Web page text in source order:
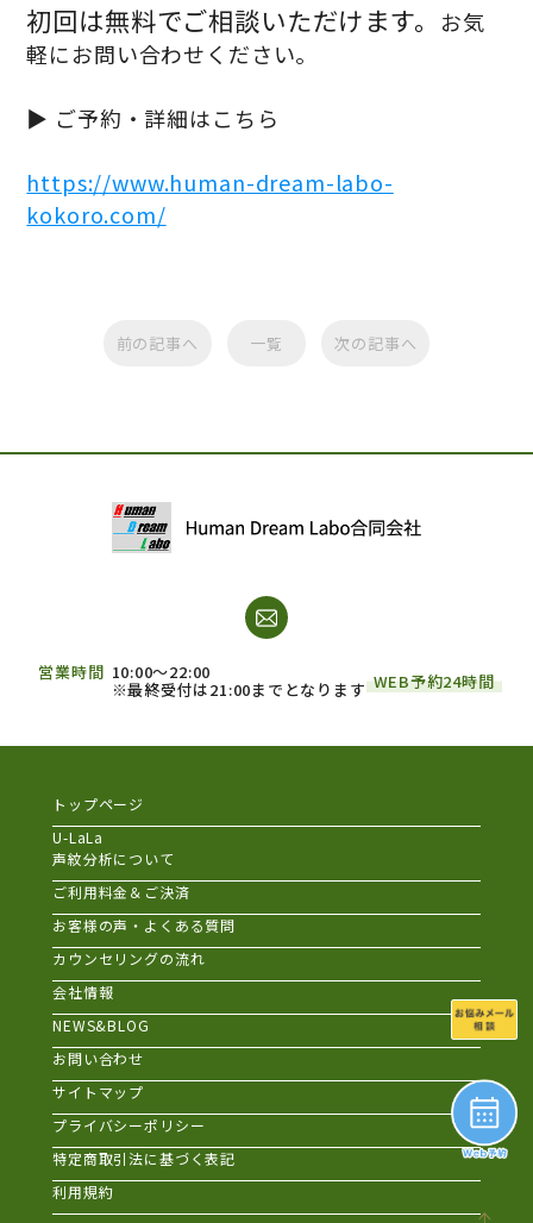
初回は無料でご相談いただけます。
お気
軽にお問い合わせください。
▶ ご予約・詳細はこちら
https://www.human-dream-labo-
kokoro.com/
前の記事へ 一覧 次の記事へ
営業時間 10:00～22:00
※最終受付は21:00までとなります WEB予約24時間
トップページ
U-LaLa
声紋分析について
ご利用料金＆ご決済
お客様の声・よくある質問
カウンセリングの流れ
会社情報
NEWS&BLOG
お問い合わせ
サイトマップ
プライバシーポリシー
特定商取引法に基づく表記
利用規約